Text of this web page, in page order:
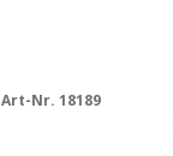
Art-Nr. 18189